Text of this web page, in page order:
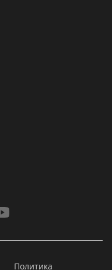
Политика